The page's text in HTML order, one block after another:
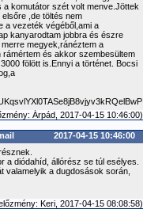
komutátor szét volt menve.Jöttek
,de töltés nem
a vezeték végéből,ami a
kanyarodtam jobbra és észre
megyek,ránéztem a
és akkor szembesültem
fölött is.Ennyi a történet. Bocsi
Árpád, 2017-04-15 10:46:00)
2017-04-15 10:46:00
a diódahíd, állórész se túl esélyes.
valamelyik a dugdosások során,
Keri, 2017-04-15 08:08:58)